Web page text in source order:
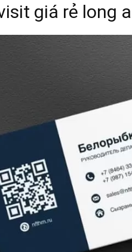
giá rẻ long